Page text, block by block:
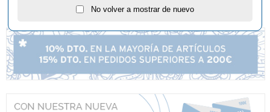
No volver a mostrar de nuevo